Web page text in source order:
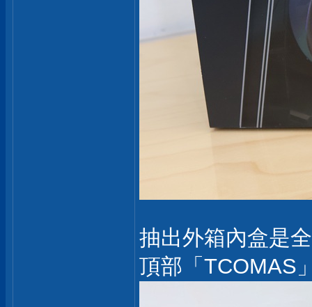
抽出外箱內盒是
頂部「TCOMAS